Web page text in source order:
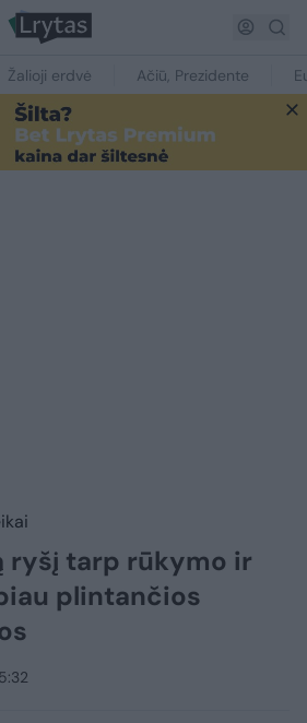
Žalioji erdvė Ačiū, Prezidente
ryšį tarp rūkymo ir
plintančios